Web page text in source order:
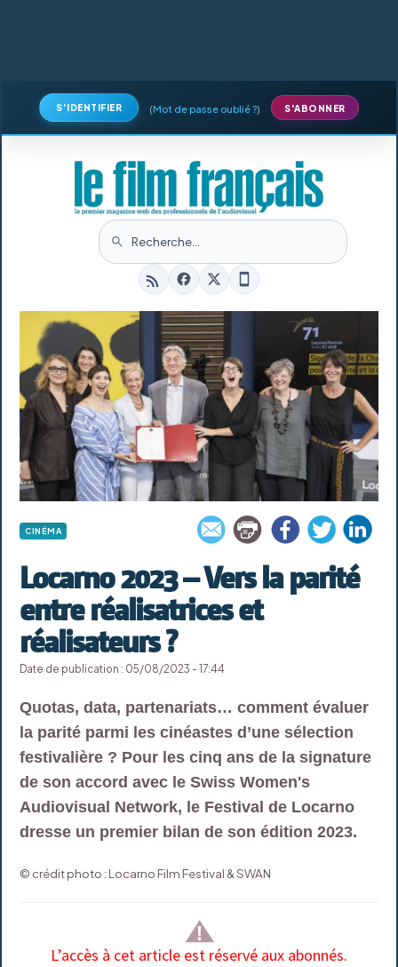
S'IDENTIFIER (Mot de passe oublié ?) S'ABONNER
CINÉMA
Locarno 2023 – Vers la parité
entre réalisatrices et
réalisateurs ?
Date de publication : 05/08/2023 - 17:44
Quotas, data, partenariats… comment évaluer
la parité parmi les cinéastes d’une sélection
festivalière ? Pour les cinq ans de la signature
de son accord avec le Swiss Women's
Audiovisual Network, le Festival de Locarno
dresse un premier bilan de son édition 2023.
© crédit photo : Locarno Film Festival & SWAN
L’accès à cet article est réservé aux abonnés.